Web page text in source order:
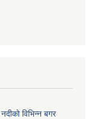
विभिन्न बगर